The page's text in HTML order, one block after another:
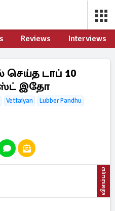
Reviews Interviews
செய்த டாப் 10
இதோ
Vettaiyan
Lubber Pandhu
விளம்பரம்